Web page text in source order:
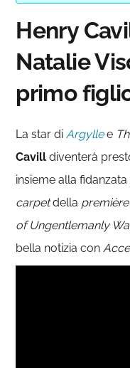
Henry
Natalie
primo
La star di Argylle e
Cavilldiventerà
insieme alla fidanzata
carpetdella
of Ungentlemanly
bella notizia con